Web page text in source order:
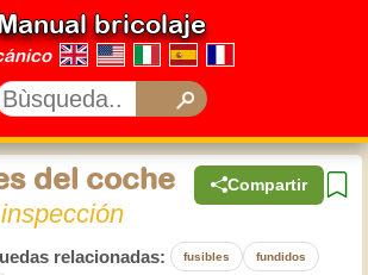
bricolaje
Compartir
del coche
relacionadas: fusibles fundidos